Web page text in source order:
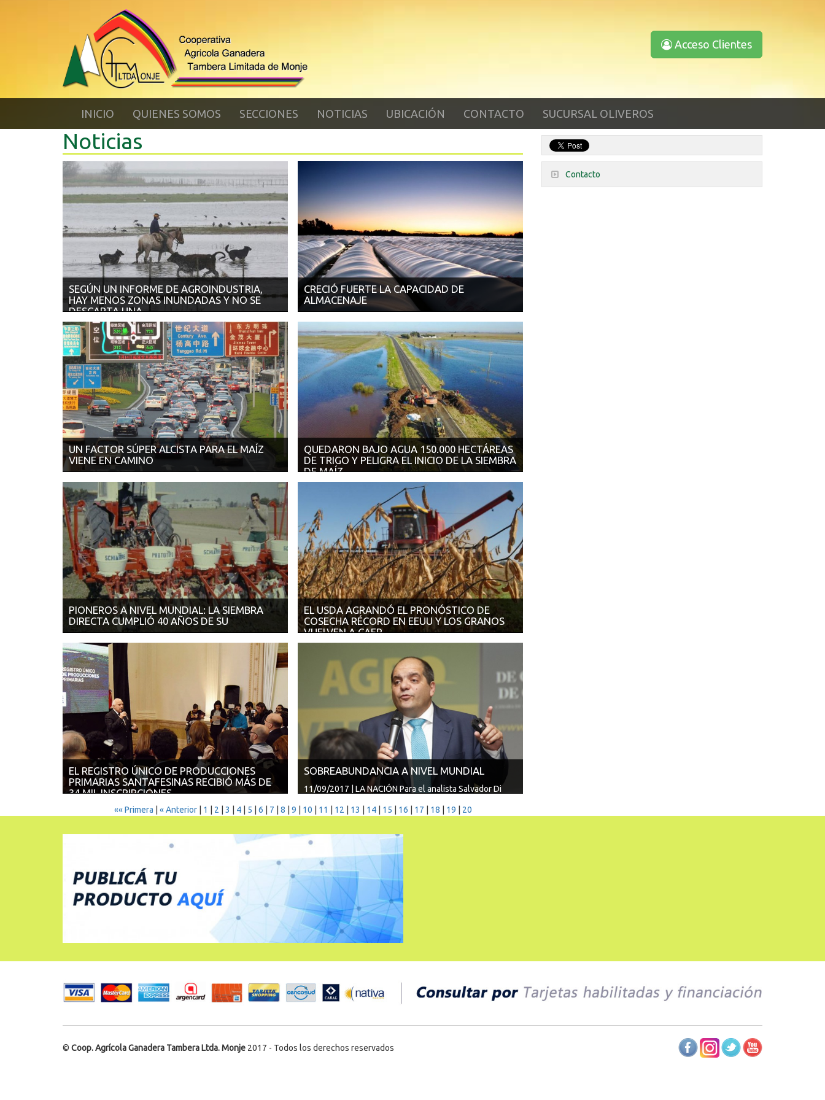
Acceso Clientes
INICIO QUIENES SOMOS SECCIONES NOTICIAS UBICACIÓN CONTACTO SUCURSAL OLIVEROS
Noticias
SEGÚN UN INFORME DE AGROINDUSTRIA,
HAY MENOS ZONAS INUNDADAS Y NO SE
DESCARTA UNA
19/09/2017 | LA NACIÓN Así lo sostiene un informe de
la Oficina de Riesgo A...
CRECIÓ FUERTE LA CAPACIDAD DE
ALMACENAJE
en menos de 2 años. El ...
UN FACTOR SÚPER ALCISTA PARA EL MAÍZ
VIENE EN CAMINO
un corte del 10% de etanol con ...
QUEDARON BAJO AGUA 150.000 HECTÁREAS
DE TRIGO Y PELIGRA EL INICIO DE LA SIEMBRA
DE MAÍZ
14/09/2017 | EL CRONISTA La Bolsa de Comercio de
Rosario reportó un retroceso de c...
PIONEROS A NIVEL MUNDIAL: LA SIEMBRA
DIRECTA CUMPLIÓ 40 AÑOS DE SU
días de septiembre de 1977, se hi...
EL USDA AGRANDÓ EL PRONÓSTICO DE
COSECHA RÉCORD EN EEUU Y LOS GRANOS
VUELVEN A CAER
estadounidense elevó a 120,6 millone...
EL REGISTRO ÚNICO DE PRODUCCIONES
PRIMARIAS SANTAFESINAS RECIBIÓ MÁS DE
34 MIL INSCRIPCIONES
11/09/2017 | INFOCAMPO El sistema, puesto en
SOBREABUNDANCIA A NIVEL MUNDIAL
11/09/2017 | LA NACIÓN Para el analista Salvador Di
«« Primera
« Anterior| 1 2 3 4| 5 6 7 8 9 10 11 12 13 14| 15 16 17 18 19 20
Contacto
© Coop. Agrícola Ganadera Tambera Ltda. Monje 2017 - Todos los derechos reservados